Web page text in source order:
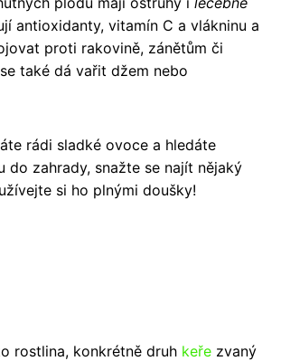
antioxidanty, vitamín C a vlákninu a
proti rakovině, zánětům či
také dá vařit džem nebo
rádi sladké ovoce a hledáte
do zahrady, snažte se najít nějaký
si ho plnými doušky!
rostlina, konkrétně druh keře zvaný